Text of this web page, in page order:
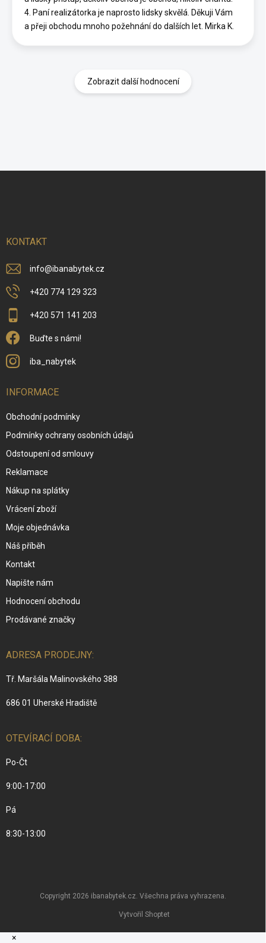
4. Paní realizátorka je naprosto lidsky skvělá. Děkuji Vám
a přeji obchodu mnoho požehnání do dalších let. Mirka K.
Zobrazit další hodnocení
KONTAKT
info@ibanabytek.cz
+420 774 129 323
+420 571 141 203
Buďte s námi!
iba_nabytek
INFORMACE
Obchodní podmínky
Podmínky ochrany osobních údajů
Odstoupení od smlouvy
Reklamace
Nákup na splátky
Vrácení zboží
Moje objednávka
Náš příběh
Kontakt
Napište nám
Hodnocení obchodu
Prodávané značky
ADRESA PRODEJNY:
Tř. Maršála Malinovského 388
686 01 Uherské Hradiště
OTEVÍRACÍ DOBA:
Po-Čt
9:00-17:00
Pá
8:30-13:00
Vytvořil Shoptet
Copyright 2026 ibanabytek.cz . Všechna práva vyhrazena.
×